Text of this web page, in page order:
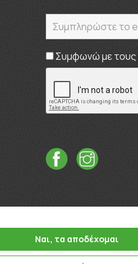
Συμφωνώ με τους
Ναι, τα αποδέχομαι